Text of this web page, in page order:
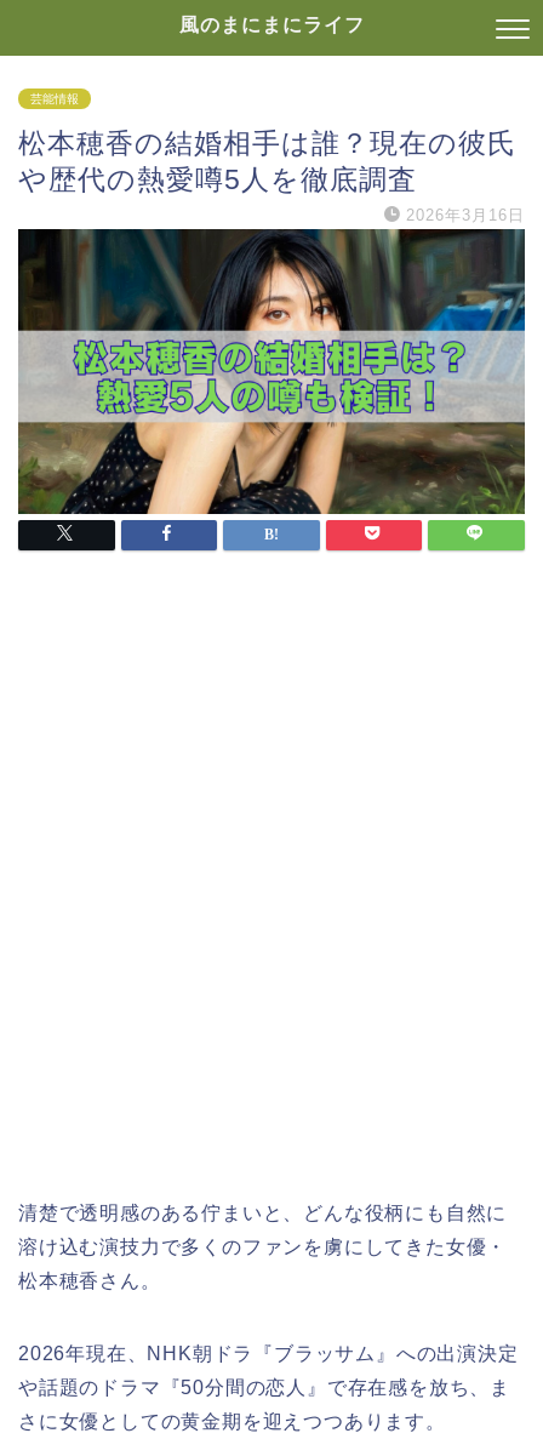
風のまにまにライフ
芸能情報
松本穂香の結婚相手は誰？現在の彼氏
や歴代の熱愛噂5人を徹底調査
2026年3月16日
清楚で透明感のある佇まいと、どんな役柄にも自然に
溶け込む演技力で多くのファンを虜にしてきた女優・
松本穂香さん。
2026年現在、NHK朝ドラ『ブラッサム』への出演決定
や話題のドラマ『50分間の恋人』で存在感を放ち、ま
さに女優としての黄金期を迎えつつあります。